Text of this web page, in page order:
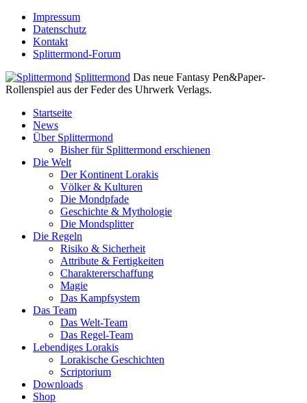
Impressum
Datenschutz
Kontakt
Splittermond-Forum
Splittermond Das neue Fantasy Pen&Paper-
Rollenspiel aus der Feder des Uhrwerk Verlags.
Startseite
News
Über Splittermond
Bisher für Splittermond erschienen
Die Welt
Der Kontinent Lorakis
Völker & Kulturen
Die Mondpfade
Geschichte & Mythologie
Die Mondsplitter
Die Regeln
Risiko & Sicherheit
Attribute & Fertigkeiten
Charaktererschaffung
Magie
Das Kampfsystem
Das Team
Das Welt-Team
Das Regel-Team
Lebendiges Lorakis
Lorakische Geschichten
Scriptorium
Downloads
Shop